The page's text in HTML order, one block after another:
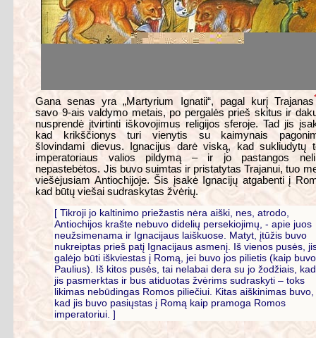
Gana senas yra „Martyrium Ignatii“, pagal kurį Trajanas
savo 9-ais valdymo metais, po pergalės prieš skitus ir
nusprendė įtvirtinti iškovojimus religijos sferoje. Tad jis
kad krikščionys turi vienytis su kaimynais
šlovindami dievus. Ignacijus darė viską, kad sukliudytų
imperatoriaus valios pildymą – ir jo pastangos
nepastebėtos. Jis buvo suimtas ir pristatytas Trajanui, tuo
viešėjusiam Antiochijoje. Šis įsakė Ignacijų atgabenti į
kad būtų viešai sudraskytas žvėrių.
[ Tikroji jo kaltinimo priežastis nėra aiški, nes, atrodo,
Antiochijos krašte nebuvo didelių persekiojimų, - apie juos
neužsimenama ir Ignacijaus laiškuose. Matyt, įtūžis buvo
nukreiptas prieš patį Ignacijaus asmenį. Iš vienos pusės,
galėjo būti iškviestas į Romą, jei buvo jos pilietis (kaip buvo
Paulius). Iš kitos pusės, tai nelabai dera su jo žodžiais, kad
jis pasmerktas ir bus atiduotas žvėrims sudraskyti – toks
likimas nebūdingas Romos piliečiui. Kitas aiškinimas buvo,
kad jis buvo pasiųstas į Romą kaip pramoga Romos
imperatoriui. ]